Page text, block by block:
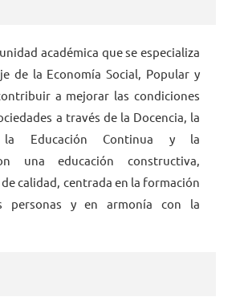
académica que se especializa
de la Economía Social, Popular y
a mejorar las condiciones
a través de la Docencia, la
la Educación Continua y la
una educación constructiva,
calidad, centrada en la formación
personas y en armonía con la